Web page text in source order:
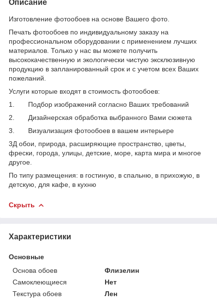
Описание
Изготовление фотообоев на основе Вашего фото.
Печать фотообоев по индивидуальному заказу на
профессиональном оборудовании с применением лучших
материалов. Только у нас вы можете получить
высококачественную и экологически чистую эксклюзивную
продукцию в запланированный срок и с учетом всех Ваших
пожеланий.
Услуги которые входят в стоимость фотообоев:
1. Подбор изображений согласно Ваших требований
2. Дизайнерская обработка выбранного Вами сюжета
3. Визуализация фотообоев в вашем интерьере
3Д обои, природа, расширяющие пространство, цветы,
фрески, города, улицы, детские, море, карта мира и многое
другое.
По типу размещения: в гостиную, в спальню, в прихожую, в
детскую, для кафе, в кухню
Скрыть
Характеристики
Основные
Основа обоев
Флизелин
Самоклеющиеся
Нет
Текстура обоев
Лен